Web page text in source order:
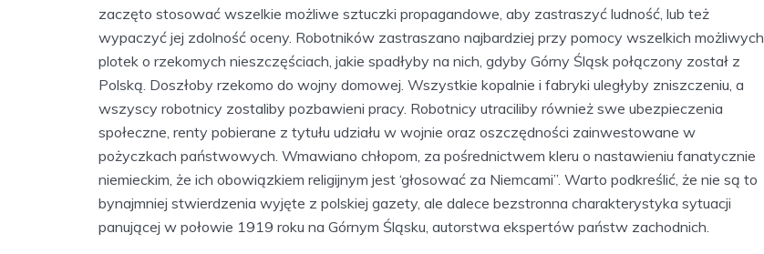
zaczęto stosować wszelkie możliwe sztuczki propagandowe, aby zastraszyć ludność, lub też
wypaczyć jej zdolność oceny. Robotników zastraszano najbardziej przy pomocy wszelkich możliwych
plotek o rzekomych nieszczęściach, jakie spadłyby na nich, gdyby Górny Śląsk połączony został z
Polską. Doszłoby rzekomo do wojny domowej. Wszystkie kopalnie i fabryki uległyby zniszczeniu, a
wszyscy robotnicy zostaliby pozbawieni pracy. Robotnicy utraciliby również swe ubezpieczenia
społeczne, renty pobierane z tytułu udziału w wojnie oraz oszczędności zainwestowane w
pożyczkach państwowych. Wmawiano chłopom, za pośrednictwem kleru o nastawieniu fanatycznie
niemieckim, że ich obowiązkiem religijnym jest ‘głosować za Niemcami”. Warto podkreślić, że nie są to
bynajmniej stwierdzenia wyjęte z polskiej gazety, ale dalece bezstronna charakterystyka sytuacji
panującej w połowie 1919 roku na Górnym Śląsku, autorstwa ekspertów państw zachodnich.